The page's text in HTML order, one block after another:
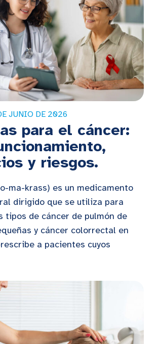
JUNIO DE 2026
para el cáncer:
y riesgos.
ma-krass) es un medicamento
dirigido que se utiliza para
de cáncer de pulmón de
y cáncer colorrectal en
a pacientes cuyos